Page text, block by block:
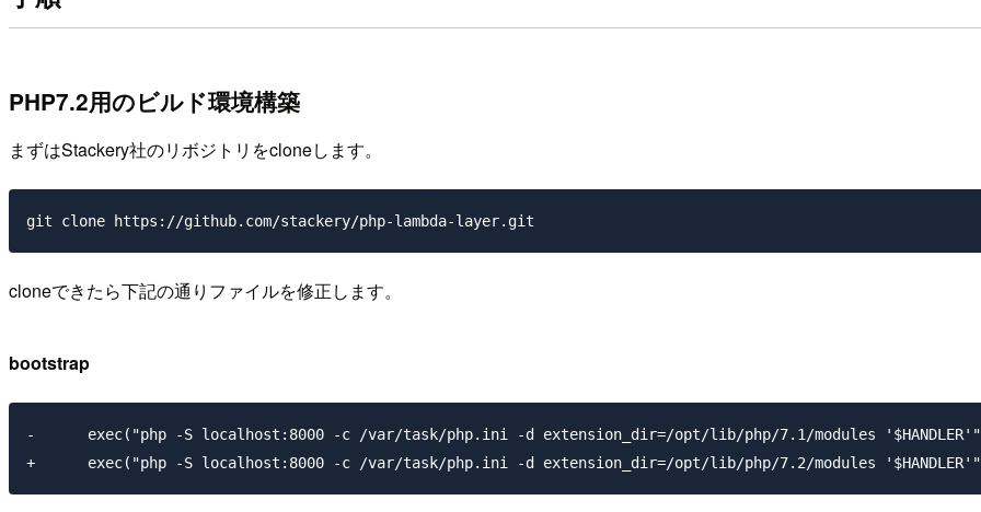
PHP7.2用のビルド環境構築
まずはStackery社のリボジトリをcloneします。
cloneできたら下記の通りファイルを修正します。
bootstrap
-      exec("php -S localhost:8000 -c /var/task/php.ini -d extension_dir=/opt/lib/php/7.1/modules